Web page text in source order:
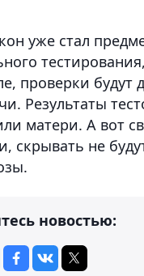
уже стал
проверки будут
Результаты
матери. А вот
скрывать не
новостью: